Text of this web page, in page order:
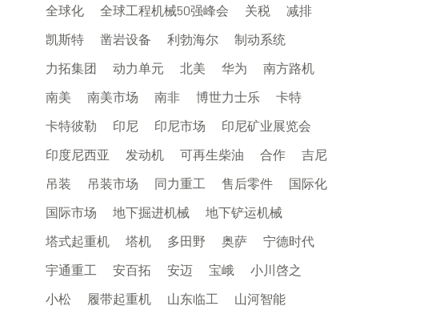
全球化
全球工程机械50强峰会 关税
减排
凯斯特
凿岩设备 利勃海尔
制动系统
力拓集团
动力单元 北美 华为
南方路机
南美
南美市场 南非 博世力士乐
卡特
卡特彼勒
印尼 印尼市场
印尼矿业展览会
印度尼西亚
发动机 可再生柴油 合作
吉尼
吊装
吊装市场 同力重工 售后零件
国际化
国际市场
地下掘进机械
地下铲运机械
塔式起重机
塔机 多田野 奥萨
宁德时代
宇通重工
安百拓 安迈 宝峨
小川啓之
小松
履带起重机 山东临工
山河智能